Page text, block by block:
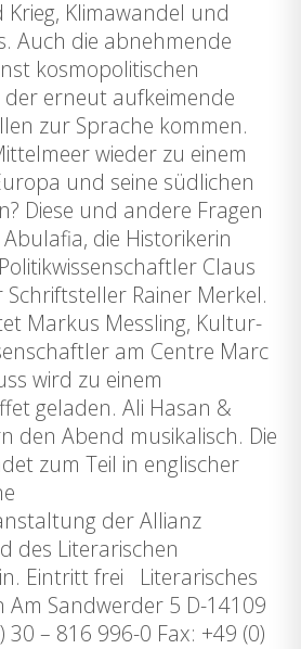
Klimawandel und
Auch die abnehmende
kosmopolitischen
erneut aufkeimende
zur Sprache kommen.
wieder zu einem
und seine südlichen
Diese und andere Fragen
die Historikerin
Claus
Schriftsteller Rainer Merkel.
Markus Messling, Kultur-
am Centre Marc
wird zu einem
geladen. Ali Hasan &
den Abend musikalisch. Die
zum Teil in englischer
der Allianz
des Literarischen
Eintritt frei Literarisches
Am Sandwerder 5 D-14109
30 – 816 996-0 Fax: +49 (0)